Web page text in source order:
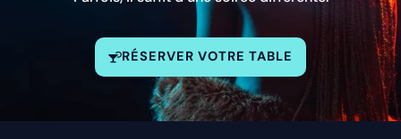
RÉSERVER VOTRE TABLE